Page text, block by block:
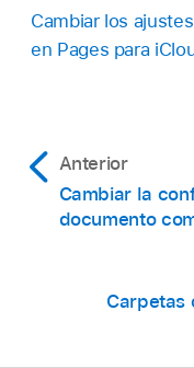
Cambiar los
en Pages para
Anterior
Cambiar la
documento
Carpetas